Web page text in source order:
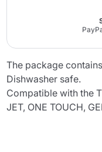
The package
Dishwasher safe.
Compatible with the
JET, ONE TOUCH,